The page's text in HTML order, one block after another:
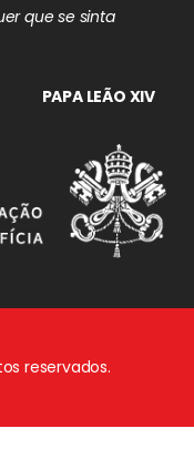
que se sinta
PAPA LEÃO XIV
reservados.